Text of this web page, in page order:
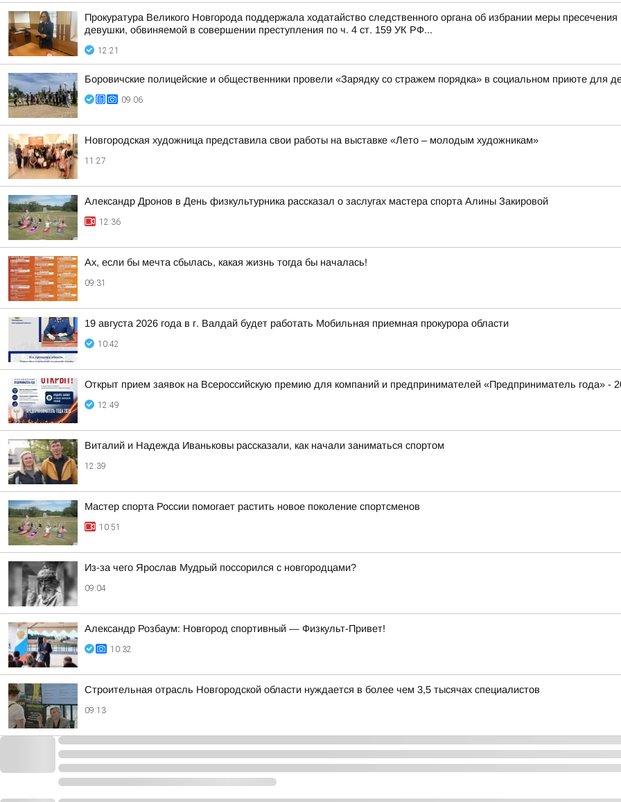
Прокуратура Великого Новгорода поддержала ходатайство следственного органа об избрании меры
девушки, обвиняемой в совершении преступления по ч. 4 ст. 159 УК РФ...
12:21
Боровичские полицейские и общественники провели «Зарядку со стражем порядка» в социальном приюте для
09:06
Новгородская художница представила свои работы на выставке «Лето – молодым художникам»
11:27
Александр Дронов в День физкультурника рассказал о заслугах мастера спорта Алины Закировой
12:36
Ах, если бы мечта сбылась, какая жизнь тогда бы началась!
09:31
19 августа 2026 года в г. Валдай будет работать Мобильная приемная прокурора области
10:42
Открыт прием заявок на Всероссийскую премию для компаний и предпринимателей «Предприниматель года» -
12:49
Виталий и Надежда Иваньковы рассказали, как начали заниматься спортом
12:39
Мастер спорта России помогает растить новое поколение спортсменов
10:51
Из-за чего Ярослав Мудрый поссорился с новгородцами?
09:04
Александр Розбаум: Новгород спортивный — Физкульт-Привет!
10:32
Строительная отрасль Новгородской области нуждается в более чем 3,5 тысячах специалистов
09:13